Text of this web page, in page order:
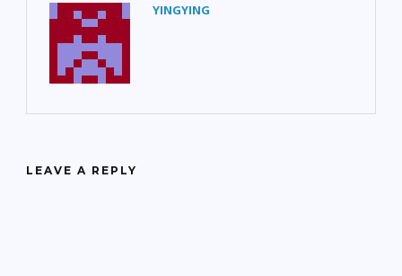
YINGYING
LEAVE A REPLY